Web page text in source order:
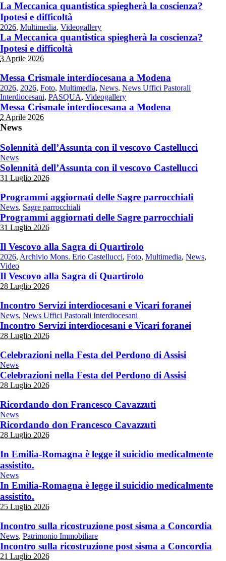
La Meccanica quantistica spiegherà la coscienza?
Ipotesi e difficoltà
2026, Multimedia, Videogallery
La Meccanica quantistica spiegherà la coscienza?
Ipotesi e difficoltà
3 Aprile 2026
Messa Crismale interdiocesana a Modena
2026, 2026, Foto, Multimedia, News, News Uffici Pastorali
Interdiocesani, PASQUA, Videogallery
Messa Crismale interdiocesana a Modena
2 Aprile 2026
News
Solennità dell’Assunta con il vescovo Castellucci
News
Solennità dell’Assunta con il vescovo Castellucci
31 Luglio 2026
Programmi aggiornati delle Sagre parrocchiali
News, Sagre parrocchiali
Programmi aggiornati delle Sagre parrocchiali
31 Luglio 2026
Il Vescovo alla Sagra di Quartirolo
2026, Archivio Mons. Erio Castellucci, Foto, Multimedia, News,
Video
Il Vescovo alla Sagra di Quartirolo
28 Luglio 2026
Incontro Servizi interdiocesani e Vicari foranei
News, News Uffici Pastorali Interdiocesani
Incontro Servizi interdiocesani e Vicari foranei
28 Luglio 2026
Celebrazioni nella Festa del Perdono di Assisi
News
Celebrazioni nella Festa del Perdono di Assisi
28 Luglio 2026
Ricordando don Francesco Cavazzuti
News
Ricordando don Francesco Cavazzuti
28 Luglio 2026
In Emilia-Romagna è legge il suicidio medicalmente
assistito.
News
In Emilia-Romagna è legge il suicidio medicalmente
assistito.
25 Luglio 2026
Incontro sulla ricostruzione post sisma a Concordia
News, Patrimonio Immobiliare
Incontro sulla ricostruzione post sisma a Concordia
21 Luglio 2026